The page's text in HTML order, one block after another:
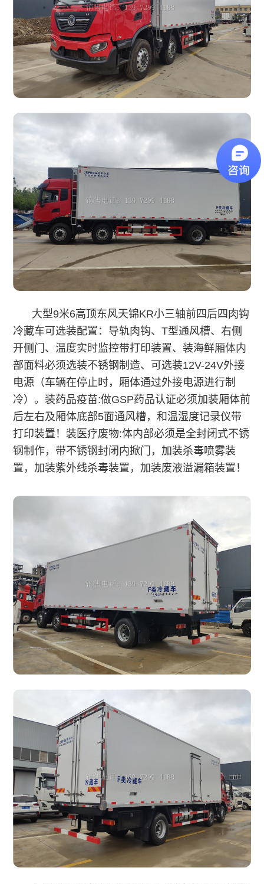
大型9米6高顶东风天锦KR小三轴前四后四肉钩
冷藏车可选装配置：导轨肉钩、T型通风槽、右侧
开侧门、温度实时监控带打印装置、装海鲜厢体内
部面料必须选装不锈钢制造、可选装12V-24V外接
电源（车辆在停止时，厢体通过外接电源进行制
冷）。装药品疫苗:做GSP药品认证必须加装厢体前
后左右及厢体底部5面通风槽，和温湿度记录仪带
打印装置！装医疗废物:体内部必须是全封闭式不锈
钢制作，带不锈钢封闭内掀门，加装杀毒喷雾装
置，加装紫外线杀毒装置，加装废液溢漏箱装置！